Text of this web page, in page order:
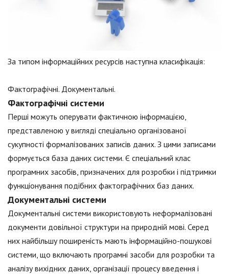
За типом інформаційних ресурсів наступна класифікація:
Фактографічні. Документальні.
Фактографічні системи
Перші можуть оперувати фактичною інформацією,
представленою у вигляді спеціально організованої
сукупності формалізованих записів даних. З цими записами
формується база даних системи. Є спеціальний клас
програмних засобів, призначених для розробки і підтримки
функціонування подібних фактографічних баз даних.
Документальні системи
Документальні системи використовують неформалізовані
документи довільної структури на природній мові. Серед
них найбільшу поширеність мають інформаційно-пошукові
системи, що включають програмні засоби для розробки та
аналізу вихідних даних, організації процесу введення і